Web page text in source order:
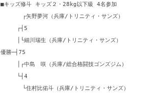
■キッズ修斗 キッズ２・28kg以下級 4名参加
┌矢野夢河（兵庫/トリニティ・サンズ）
┌┤5
│└細川瑞生（兵庫/トリニティ・サンズ）
優勝─┤75
│┌中島 咲（兵庫/総合格闘技ゴンズジム）
└┤4
└住村比佑斗（兵庫/トリニティ・サンズ）